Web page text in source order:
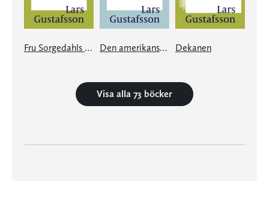
Fru Sorgedahls vackra vita armar Den amerikanska flickans söndagar Dekanen
Visa alla 73 böcker